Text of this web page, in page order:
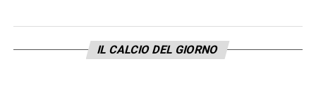
designato, effettivamente un po’ a sorpresa,
IL CALCIO DEL GIORNO